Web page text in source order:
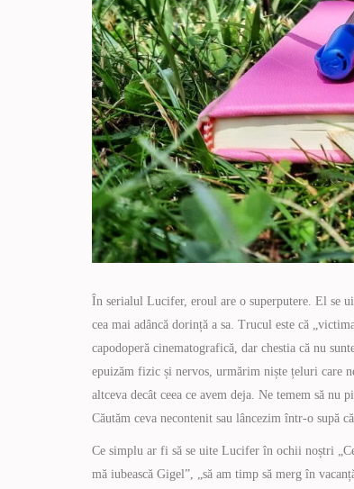
În serialul Lucifer, eroul are o superputere. El se
cea mai adâncă dorință a sa. Trucul este că
capodoperă cinematografică, dar chestia că nu
epuizăm fizic și nervos, urmărim niște țeluri care
altceva decât ceea ce avem deja. Ne temem să nu
Căutăm ceva necontenit sau lâncezim într-o supă
Ce simplu ar fi să se uite Lucifer în ochii noștri
mă iubească Gigel”, „să am timp să merg în